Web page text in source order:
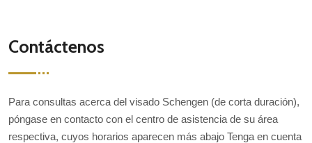
Contáctenos
Para consultas acerca del visado Schengen (de corta duración),
póngase en contacto con el centro de asistencia de su área
respectiva, cuyos horarios aparecen más abajo Tenga en cuenta